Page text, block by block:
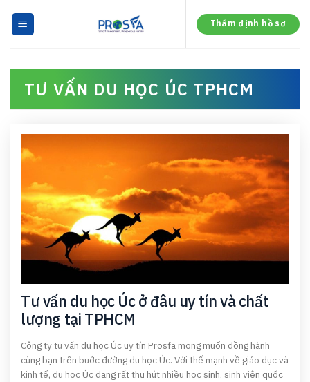
Thẩm định hồ sơ
TƯ VẤN DU HỌC ÚC TPHCM
Tư vấn du học Úc ở đâu uy tín và chất
lượng tại TPHCM
Công ty tư vấn du học Úc uy tín Prosfa mong muốn đồng hành
cùng bạn trên bước đường du học Úc. Với thế mạnh về giáo dục và
kinh tế, du học Úc đang rất thu hút nhiều học sinh, sinh viên quốc